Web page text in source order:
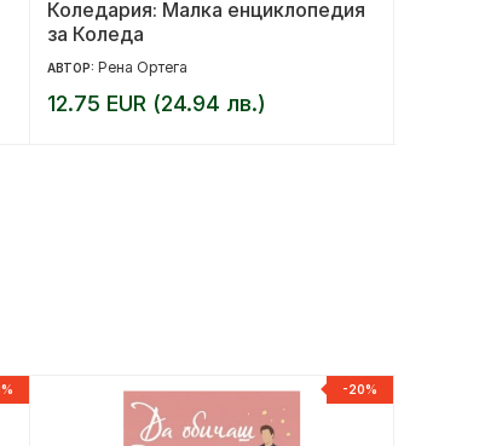
Коледария: Малка енциклопедия
за Коледа
АВТОР: Рена Ортега
12.75 EUR (24.94 лв.)
-20%